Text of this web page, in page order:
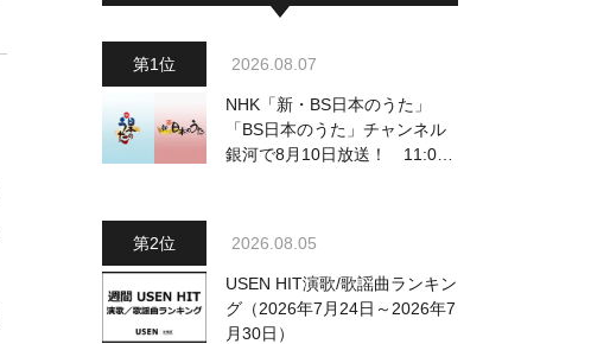
2026.08.07
NHK「新・BS日本のうた」
「BS日本のうた」チャンネル
銀河で8月10日放送！ 11:00
出演者・曲目情報
2026.08.05
USEN HIT演歌/歌謡曲ランキン
グ（2026年7月24日～2026年7
月30日）